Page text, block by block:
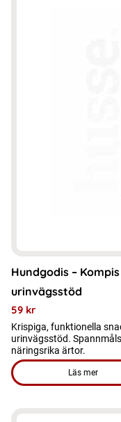
Hundgodis –
urinvägsstöd
59 kr
Krispiga, funktionella
urinvägsstöd.
näringsrika ärtor.
Läs mer
om